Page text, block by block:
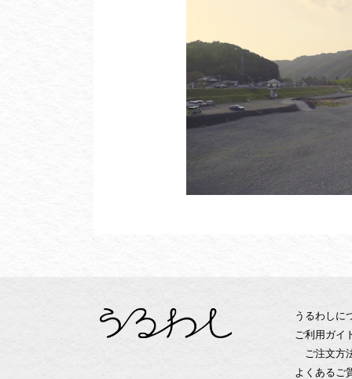
うるわしに
ご利用ガイ
ご注文方
よくあるご